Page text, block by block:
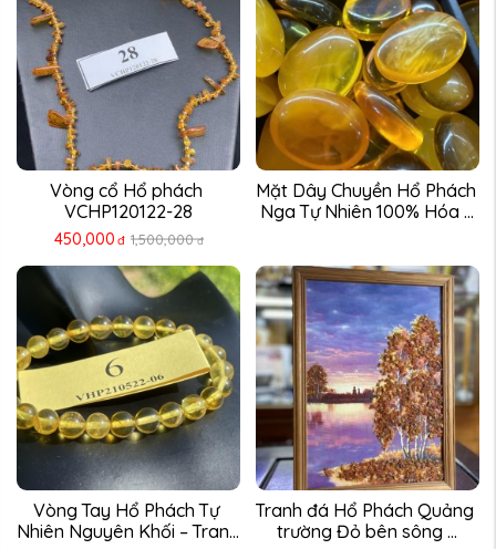
Vòng cổ Hổ phách
VCHP120122-28
450,000 đ 1,500,000 đ
Mặt Dây Chuyền Hổ Phách
Nga Tự Nhiên 100% Hóa ...
Vòng Tay Hổ Phách Tự
Nhiên Nguyên Khối – Trang
Tranh đá Hổ Phách Quảng
trường Đỏ bên sông ...